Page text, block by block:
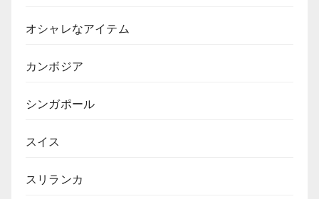
オシャレなアイテム
カンボジア
シンガポール
スイス
スリランカ